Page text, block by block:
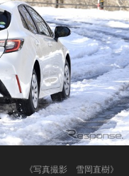
《写真撮影 雪岡直樹》